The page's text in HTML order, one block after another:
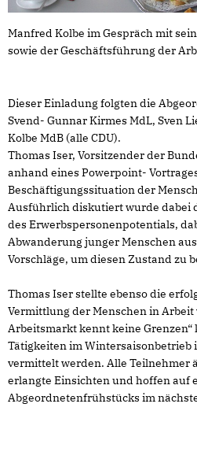
Manfred Kolbe im Gespräch mit
sowie der Geschäftsführung der
Dieser Einladung folgten die
Svend- Gunnar Kirmes MdL, Sven
Kolbe MdB (alle CDU).
Thomas Iser, Vorsitzender der
anhand eines Powerpoint-
Beschäftigungssituation der
Ausführlich diskutiert wurde dabei
des Erwerbspersonenpotentials,
Abwanderung junger Menschen
Vorschläge, um diesen Zustand zu
Thomas Iser stellte ebenso die
Vermittlung der Menschen in Arbeit
Arbeitsmarkt kennt keine
Tätigkeiten im Wintersaisonbetrieb
vermittelt werden. Alle Teilnehmer
erlangte Einsichten und hoffen auf
Abgeordnetenfrühstücks im